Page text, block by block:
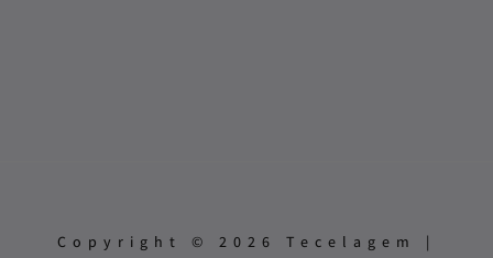
Copyright © 2026 Tecelagem |